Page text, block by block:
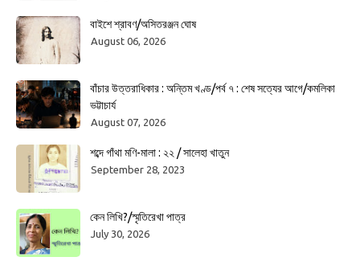
বাইশে শ্রাবণ/অসিতরঞ্জন ঘোষ
August 06, 2026
বাঁচার উত্তরাধিকার : অন্তিম খণ্ড/পর্ব ৭ : শেষ সত্যের আগে/কমলিকা
ভট্টাচার্য
August 07, 2026
শব্দে গাঁথা মণি-মালা : ২২ / সালেহা খাতুন
September 28, 2023
কেন লিখি?/স্মৃতিরেখা পাত্র
July 30, 2026